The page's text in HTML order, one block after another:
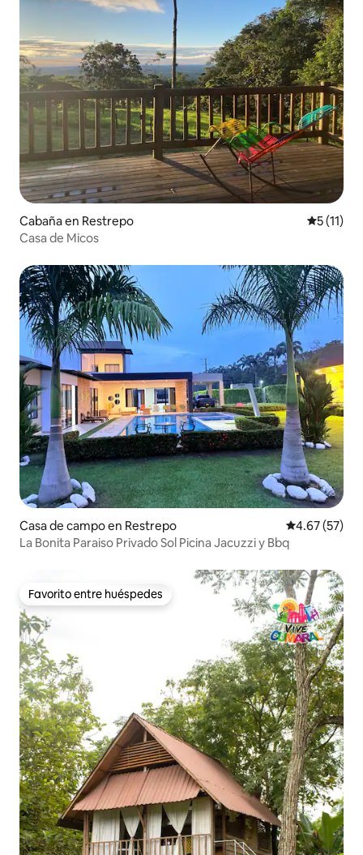
Cabaña en Restrepo
5 (11)
Casa de Micos
Casa de campo en Restrepo Calificación
4.67 (57)
La Bonita Paraiso Privado Sol Picina Jacuzzi y Bbq
Favorito entre huéspedes
Favorito entre huéspedes